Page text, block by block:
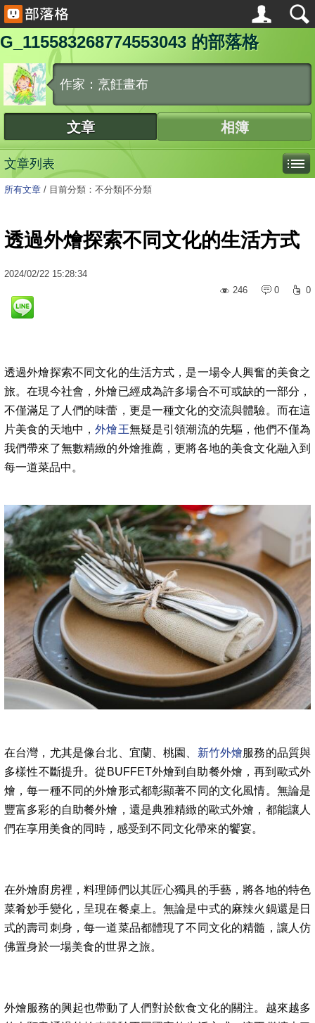
G_115583268774553043 的部落格
作家：烹飪畫布
文章 相簿
文章列表
所有文章 / 目前分類：不分類|不分類
透過外燴探索不同文化的生活方式
2024/02/22 15:28:34
246
0 0
透過外燴探索不同文化的生活方式，是一場令人興奮的美食之
旅。在現今社會，外燴已經成為許多場合不可或缺的一部分，
不僅滿足了人們的味蕾，更是一種文化的交流與體驗。而在這
片美食的天地中，外燴王無疑是引領潮流的先驅，他們不僅為
我們帶來了無數精緻的外燴推薦，更將各地的美食文化融入到
每一道菜品中。
在台灣，尤其是像台北、宜蘭、桃園、 新竹外燴服務的品質與
多樣性不斷提升。從BUFFET外燴到自助餐外燴，再到歐式外
燴，每一種不同的外燴形式都彰顯著不同的文化風情。無論是
豐富多彩的自助餐外燴，還是典雅精緻的歐式外燴，都能讓人
們在享用美食的同時，感受到不同文化帶來的饗宴。
在外燴廚房裡，料理師們以其匠心獨具的手藝，將各地的特色
菜肴妙手變化，呈現在餐桌上。無論是中式的麻辣火鍋還是日
式的壽司刺身，每一道菜品都體現了不同文化的精髓，讓人仿
佛置身於一場美食的世界之旅。
外燴服務的興起也帶動了人們對於飲食文化的關注。越來越多